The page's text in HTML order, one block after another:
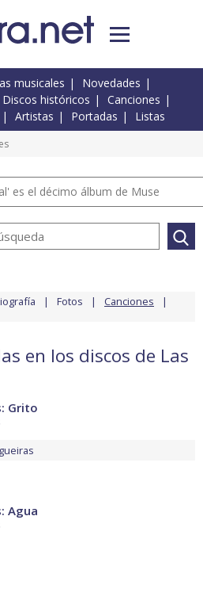
musicales
Novedades
Discos históricos
Canciones
Artistas Portadas Listas
es el décimo álbum de Muse
Fotos Canciones
en los discos de Las
Grito
Agua